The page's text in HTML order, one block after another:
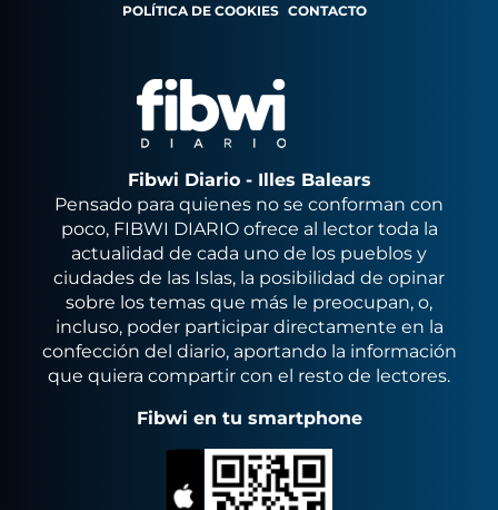
POLÍTICA DE COOKIES CONTACTO
Fibwi Diario - Illes Balears
Pensado para quienes no se conforman con
poco, FIBWI DIARIO ofrece al lector toda la
actualidad de cada uno de los pueblos y
ciudades de las Islas, la posibilidad de opinar
sobre los temas que más le preocupan, o,
incluso, poder participar directamente en la
confección del diario, aportando la información
que quiera compartir con el resto de lectores.
Fibwi en tu smartphone